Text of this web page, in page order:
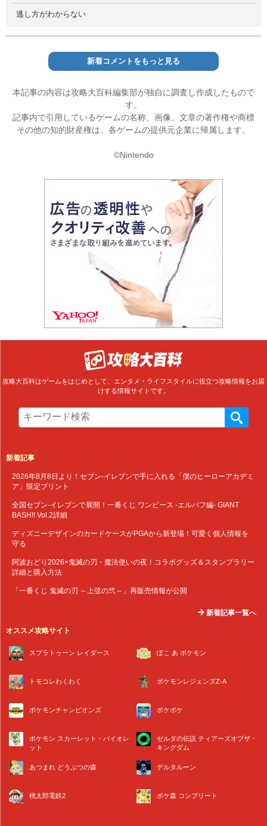
逃し方がわからない
新着コメントをもっと見る
本記事の内容は攻略大百科編集部が独自に調査し作成したもので
す。
記事内で引用しているゲームの名称、画像、文章の著作権や商標
その他の知的財産権は、各ゲームの提供元企業に帰属します。
©Nintendo
攻略大百科はゲームをはじめとして、エンタメ・ライフスタイルに役立つ攻略情報をお届
けする情報サイトです。
新着記事
2026年8月8日より！セブン‐イレブンで手に入れる「僕のヒーローアカデミ
ア」限定プリント
全国セブン‐イレブンで展開！一番くじ ワンピース -エルバフ編- GIANT
BASH!! Vol.2詳細
ディズニーデザインのカードケースがPGAから新登場！可愛く個人情報を
守る
阿波おどり2026×鬼滅の刃・魔法使いの夜！コラボグッズ＆スタンプラリー
詳細と購入方法
「一番くじ 鬼滅の刃 ～上弦の弐～」再販売情報が公開
新着記事一覧へ
オススメ攻略サイト
スプラトゥーン レイダース ぽこ あ ポケモン
トモコレわくわく ポケモンレジェンズZ-A
ポケモンチャンピオンズ ポケポケ
ポケモン スカーレット・バイオレ
ット
ゼルダの伝説 ティアーズオブザ・
キングダム
あつまれ どうぶつの森 デルタルーン
桃太郎電鉄2 ポケ森 コンプリート